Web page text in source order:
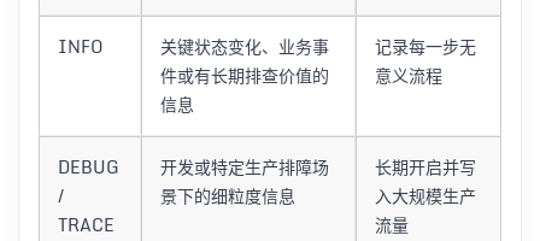
INFO
关键状态变化、业务事
件或有长期排查价值的
信息
记录每一步无
意义流程
DEBUG
/
TRACE
开发或特定生产排障场
景下的细粒度信息
长期开启并写
入大规模生产
流量